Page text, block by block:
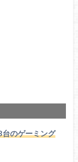
X63
4800
GAMING Z690-
SOLO
970 EVO Plus
X63
4800
GeForce RTX
SOLO
台のゲーミング